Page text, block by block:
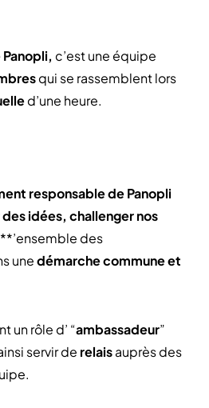
c’est une équipe
qui se rassemblent lors
d’une heure.
responsable de Panopli
idées, challenger nos
des
unedémarche commune et
un rôle d’ “ambassadeur”
servir de relaisauprès des